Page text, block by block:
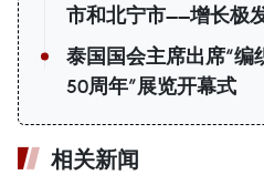
市和北宁市——增长极
泰国国会主席出席“编
50周年”展览开幕式
相关新闻